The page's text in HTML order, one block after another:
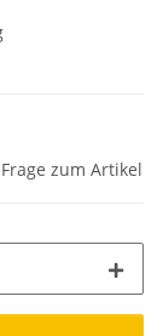
Frage zum Artikel